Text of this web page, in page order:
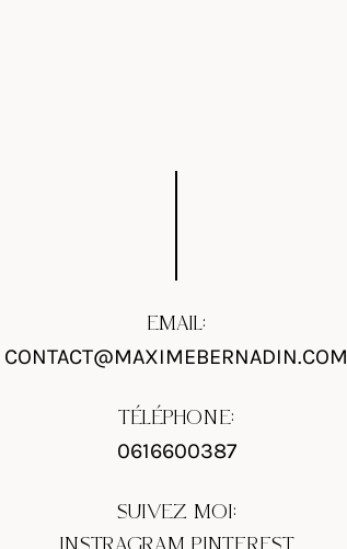
EMAIL:
CONTACT@MAXIMEBERNADIN.COM
TÉLÉPHONE:
0616600387
SUIVEZ MOI: